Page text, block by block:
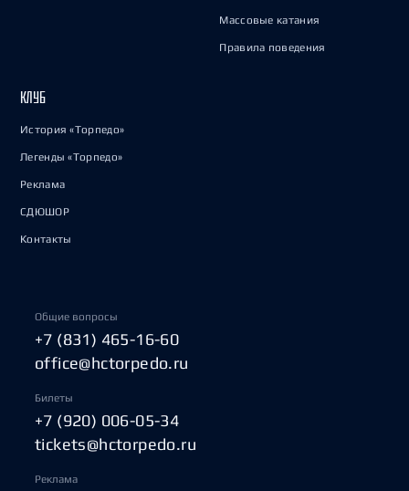
Массовые катания
Правила поведения
КЛУБ
История «Торпедо»
Легенды «Торпедо»
Реклама
СДЮШОР
Контакты
Общие вопросы
+7 (831) 465-16-60
office@hctorpedo.ru
Билеты
+7 (920) 006-05-34
tickets@hctorpedo.ru
Реклама